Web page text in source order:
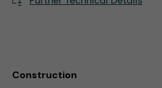
Construction